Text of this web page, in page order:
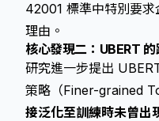
42001 標準中特別要
理由。
核心發現二：UBERT
研究進一步提出
策略（Finer-grained
接泛化至訓練時未曾出